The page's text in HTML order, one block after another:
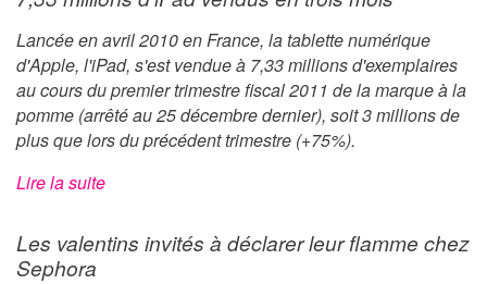
Lancée en avril 2010 en France, la tablette numérique
d'Apple, l'iPad, s'est vendue à 7,33 millions d'exemplaires
au cours du premier trimestre fiscal 2011 de la marque à la
pomme (arrêté au 25 décembre dernier), soit 3 millions de
plus que lors du précédent trimestre (+75%).
Lire la suite
Les valentins invités à déclarer leur flamme chez
Sephora